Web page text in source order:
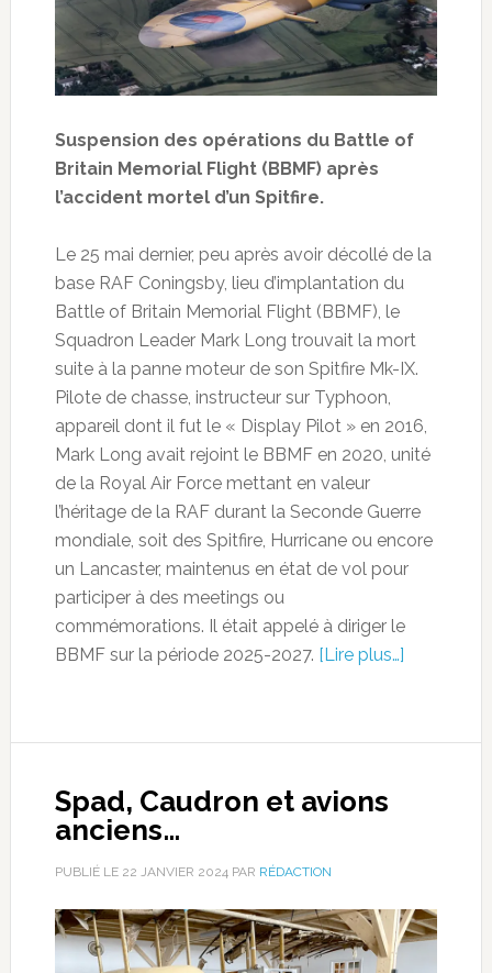
Suspension des opérations du Battle of
Britain Memorial Flight (BBMF) après
l’accident mortel d’un Spitfire.
Le 25 mai dernier, peu après avoir décollé de la
base RAF Coningsby, lieu d’implantation du
Battle of Britain Memorial Flight (BBMF), le
Squadron Leader Mark Long trouvait la mort
suite à la panne moteur de son Spitfire Mk-IX.
Pilote de chasse, instructeur sur Typhoon,
appareil dont il fut le « Display Pilot » en 2016,
Mark Long avait rejoint le BBMF en 2020, unité
de la Royal Air Force mettant en valeur
l’héritage de la RAF durant la Seconde Guerre
mondiale, soit des Spitfire, Hurricane ou encore
un Lancaster, maintenus en état de vol pour
participer à des meetings ou
commémorations. Il était appelé à diriger le
BBMF sur la période 2025-2027. [Lire plus…]
Spad, Caudron et avions
anciens…
PUBLIÉ LE 22 JANVIER 2024PAR RÉDACTION